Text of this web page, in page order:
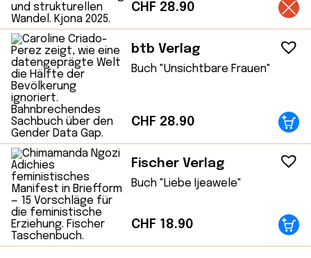
CHF 28.90
btb Verlag
Buch "Unsichtbare Frauen"
CHF 28.90
Fischer Verlag
Buch "Liebe Ijeawele"
CHF 18.90